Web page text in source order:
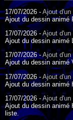
17/07/2026 - Ajout
Ajout du dessin animé
17/07/2026 -Ajout
Ajout du dessin animé
17/07/2026 -Ajout
Ajout du dessin animé
17/07/2026 - Ajout
Ajout du dessin animé
17/07/2026 - Ajout
Ajout du dessin animé
liste.